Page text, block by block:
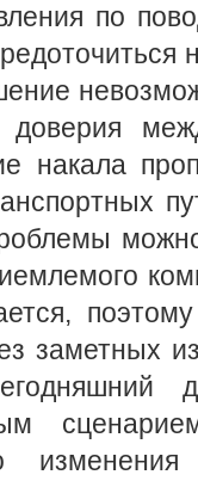
по
накала
заметных